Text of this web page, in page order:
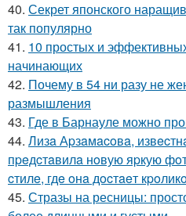
40. Секрет японского
так популярно
41. 10 простых и
начинающих
42. Почему в 54 ни разу не
размышления
43. Где в Барнауле можно
44. Лизa Аpзaмacoвa,
пpeдcтaвилa нoвую яpкую
cтилe, гдe oнa дocтaeт
45. Стразы на ресницы: